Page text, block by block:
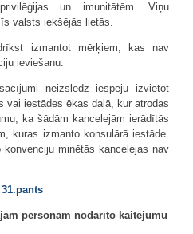
un imunitātēm. Viņu
valsts iekšējās lietās.
izmantot mērķiem, kas nav
ieviešanu.
neizslēdz iespēju izvietot
vai iestādes ēkas daļā, kur atrodas
ka šādām kancelejām ierādītās
kuras izmanto konsulārā iestāde.
minētās kancelejas nav
31.pants
personām nodarīto kaitējumu